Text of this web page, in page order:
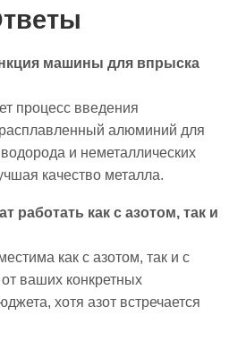
машины для впрыска
процесс введения
алюминий для
и неметаллических
качество металла.
работать как с азотом, так и
как с азотом, так и с
ваших конкретных
хотя азот встречается